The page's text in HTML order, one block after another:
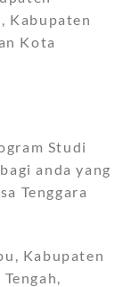
Kabupaten
Kota
Studi
anda yang
Tenggara
Kabupaten